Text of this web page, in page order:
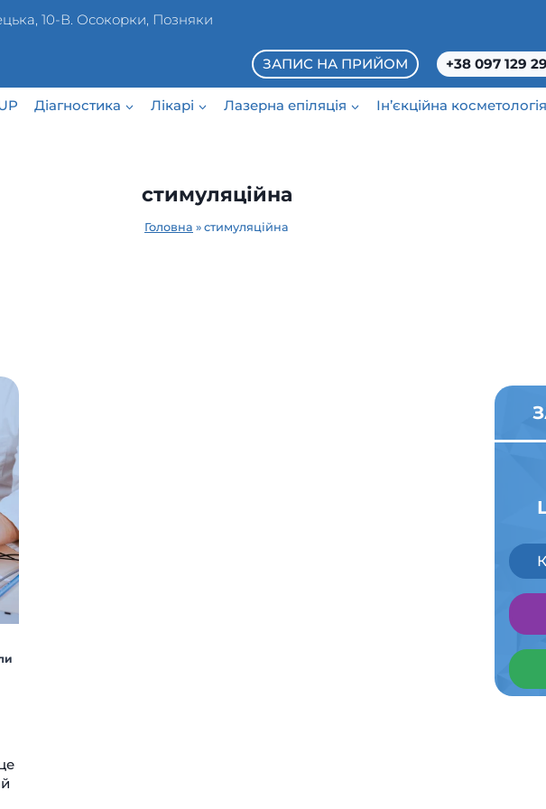
10-В. Осокорки, Позняки
ЗАПИС НА ПРИЙОМ +38 097 129
Діагностика Лікарі Лазерна епіляція Ін’єкційна косметологія
стимуляційна
Головна » стимуляційна